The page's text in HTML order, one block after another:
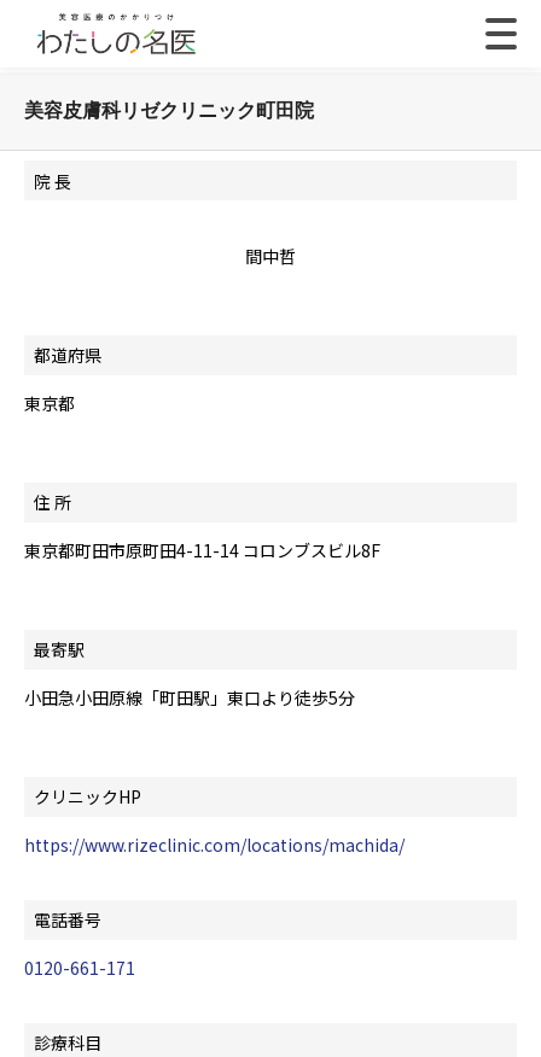
美容皮膚科リゼクリニック町田院
院 長
間中哲
都道府県
東京都
住 所
東京都町田市原町田4-11-14 コロンブスビル8F
最寄駅
小田急小田原線「町田駅」東口より徒歩5分
クリニックHP
https://www.rizeclinic.com/locations/machida/
電話番号
0120-661-171
診療科目